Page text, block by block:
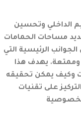
الداخلي وتحسين
مساحات الحمامات
الرئيسية التي
يهدف هذا
وكيف يمكن تحقيقه
على تقنيات